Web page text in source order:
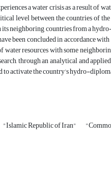
a water crisis as a result of
level between the countries of
neighboring countries from a
been concluded in accordance
resources with some
through an analytical and
to activate the country’s hydro-
"Islamic Republic of Iran"